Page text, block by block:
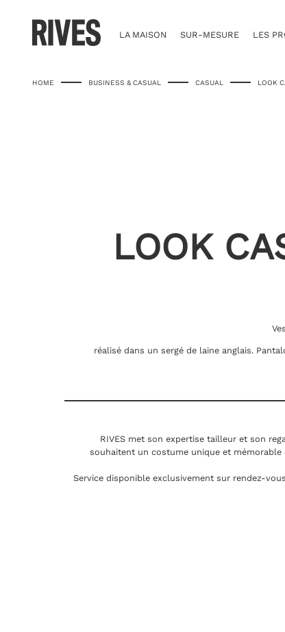
LA MAISON SUR-MESURE LES
HOME BUSINESS & CASUAL CASUAL LOOK
LOOK
réalisé dans un sergé de laine anglais.
RIVES met son expertise tailleur et son
souhaitent un costume unique et
Service disponible exclusivement sur rendez-